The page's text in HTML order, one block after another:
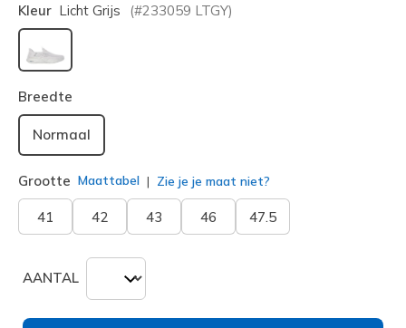
Kleur Licht Grijs (#233059 LTGY)
geselecteerd
Breedte
Normaal
Grootte Maattabel Zie je je maat niet?
41 42 43 46 47.5
AANTAL